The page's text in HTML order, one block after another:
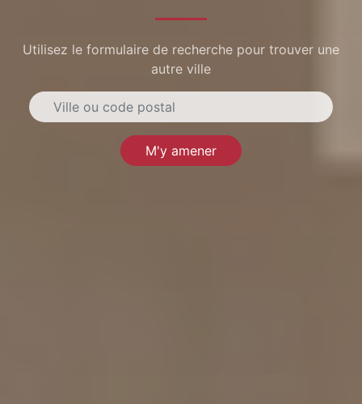
Utilisez le formulaire de recherche pour trouver une
autre ville
M'y amener